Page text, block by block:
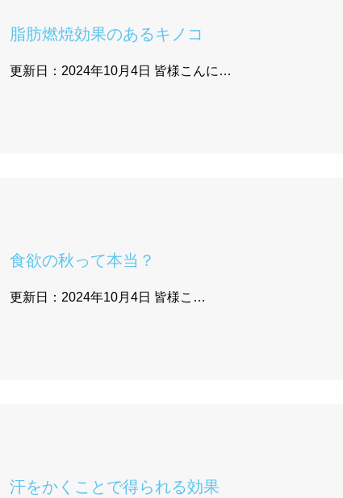
脂肪燃焼効果のあるキノコ
更新日：2024年10月4日 皆様こんに…
食欲の秋って本当？
更新日：2024年10月4日 皆様こ…
汗をかくことで得られる効果